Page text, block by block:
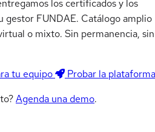
los certificados y los
gestor FUNDAE. Catálogo amplio
o mixto. Sin permanencia, sin
tu equipo
Probar la plataforma
Agenda una demo.